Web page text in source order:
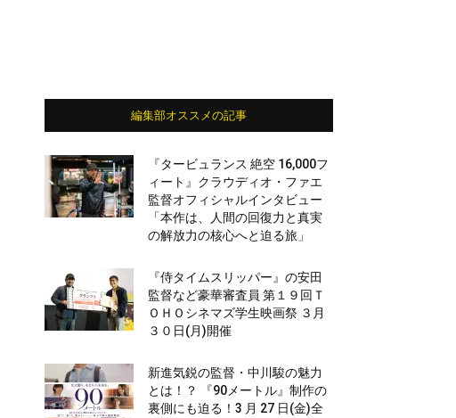
編集部オススメの記事
『タービュランス 絶空 16,000フ
ィート』クラウディオ・ファエ
監督オフィシャルインタビュー
「本作は、人間の回復力と真実
の解放力の核心へと迫る旅」
『侍タイムスリッパー』の安田
監督など豪華審査員 第１９回Ｔ
ＯＨＯシネマズ学生映画祭 ３月
３０日(月)開催
新進気鋭の監督・中川駿の魅力
とは！？ 『90メートル』制作の
裏側にも迫る！3 月 27 日(金)全